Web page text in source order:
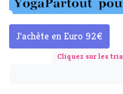
J'achète en Euro 92€
Cliquez sur les